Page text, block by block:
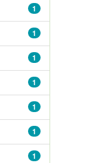
1
1
1
1
1
1
1